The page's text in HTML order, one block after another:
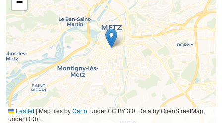
Leaflet | Map tiles byCarto, under CC BY 3.0. Data by OpenStreetMap,
under ODbL.